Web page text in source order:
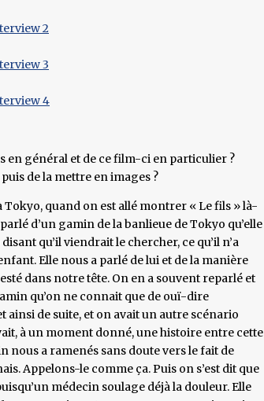
2
3
4
en général et de ce film-ci en particulier ?
de la mettre en images ?
Tokyo, quand on est allé montrer « Le fils » là-
d’un gamin de la banlieue de Tokyo qu’elle
qu’il viendrait le chercher, ce qu’il n’a
Elle nous a parlé de lui et de la manière
dans notre tête. On en a souvent reparlé et
qu’on ne connait que de ouï-dire
ainsi de suite, et on avait un autre scénario
à un moment donné, une histoire entre cette
nous a ramenés sans doute vers le fait de
Appelons-le comme ça. Puis on s’est dit que
médecin soulage déjà la douleur. Elle